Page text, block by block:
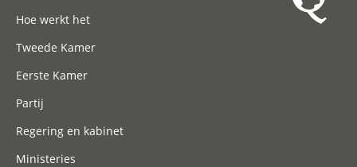
Hoe werkt het
Tweede Kamer
Eerste Kamer
Partij
Regering en kabinet
Ministeries